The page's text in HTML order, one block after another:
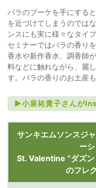
バラのブーケを手にする
を近づけてしまうのでは
ンスにも実に様々なタイ
セミナーではバラの香り
香水や新作香水、調香師
料などに触れながら、麗
す。バラの香りのお土産
►小泉祐貴子さんが
サンキエムソンスジ
ー
St. Valentine “ダズン
のフレ